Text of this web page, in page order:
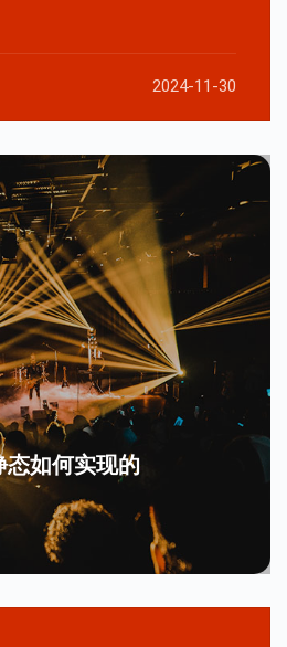
2024-11-30
态如何实现的